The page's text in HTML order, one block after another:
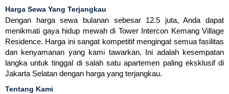
Harga Sewa Yang Terjangkau
Dengan harga sewa bulanan sebesar 12.5 juta, Anda dapat
menikmati gaya hidup mewah di Tower Intercon Kemang Village
Residence. Harga ini sangat kompetitif mengingat semua fasilitas
dan kenyamanan yang kami tawarkan. Ini adalah kesempatan
langka untuk tinggal di salah satu apartemen paling eksklusif di
Jakarta Selatan dengan harga yang terjangkau.
Tentang Kami